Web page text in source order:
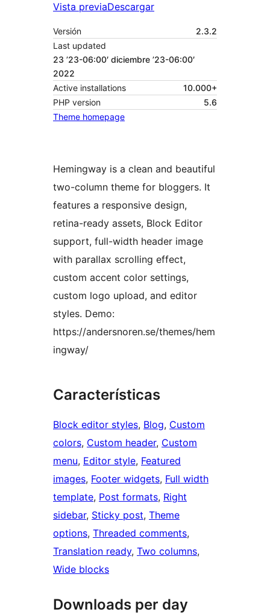
Vista previaDescargar
Versión
2.3.2
Last updated
23 ’23-06:00′ diciembre ’23-06:00′
2022
Active installations
10.000+
PHP version
5.6
Theme homepage
Hemingway is a clean and beautiful
two-column theme for bloggers. It
features a responsive design,
retina-ready assets, Block Editor
support, full-width header image
with parallax scrolling effect,
custom accent color settings,
custom logo upload, and editor
styles. Demo:
https://andersnoren.se/themes/hem
ingway/
Características
Block editor styles, Blog, Custom
colors, Custom header, Custom
menu, Editor style, Featured
images, Footer widgets, Full width
template, Post formats, Right
sidebar, Sticky post, Theme
options, Threaded comments
Translation ready, Two columns
Wide blocks
Downloads per day